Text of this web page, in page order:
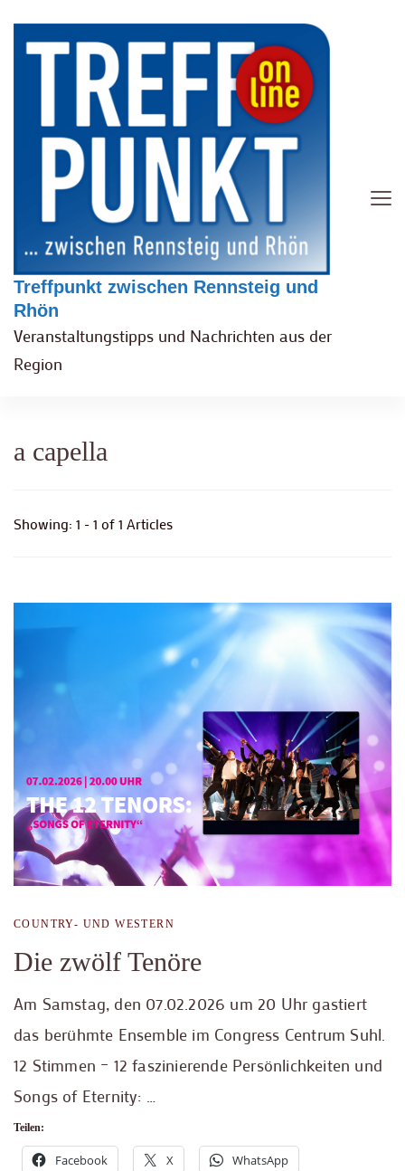
Treffpunkt zwischen Rennsteig und
Rhön
Veranstaltungstipps und Nachrichten aus der
Region
a capella
Showing: 1 - 1 of 1 Articles
COUNTRY- UND WESTERN
Die zwölf Tenöre
Am Samstag, den 07.02.2026 um 20 Uhr gastiert
das berühmte Ensemble im Congress Centrum Suhl.
12 Stimmen – 12 faszinierende Persönlichkeiten und
Songs of Eternity: …
Teilen:
Facebook X WhatsApp